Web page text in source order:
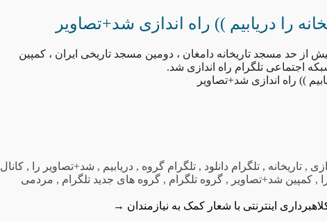
را دریابیم )) راه اندازی شد+تصاویر
از حد مسجد تاریخانه دامغان ، دومین مسجد تاریخی ایران ، کمپین
اجتماعی تلگرام راه اندازی شد.
)) راه اندازی شد+تصاویر
, تاریخانه , تلگرام دانلود , تلگرام گروه , دریابیم , شد+تصاویر را , کانال
, کمپین شد+تصاویر , گروه تلگرام , گروه های جدید تلگرام , مردمی
اینترنتی با شعار کمک به نیازمندان →